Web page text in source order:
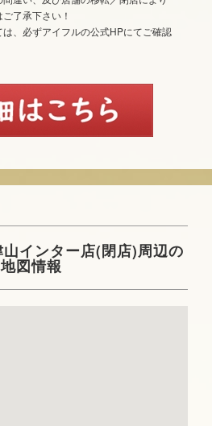
了承下さい！
は、必ずアイフルの公式HPにてご確認
インター店(閉店)周辺の
地図情報